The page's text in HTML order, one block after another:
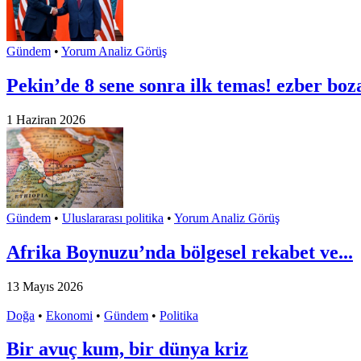
Gündem • Yorum Analiz Görüş
Pekin’de 8 sene sonra ilk temas! ezber
1 Haziran 2026
Gündem • Uluslararası politika • Yorum Analiz Görüş
Afrika Boynuzu’nda bölgesel rekabet ve...
13 Mayıs 2026
Doğa • Ekonomi • Gündem • Politika
Bir avuç kum, bir dünya kriz